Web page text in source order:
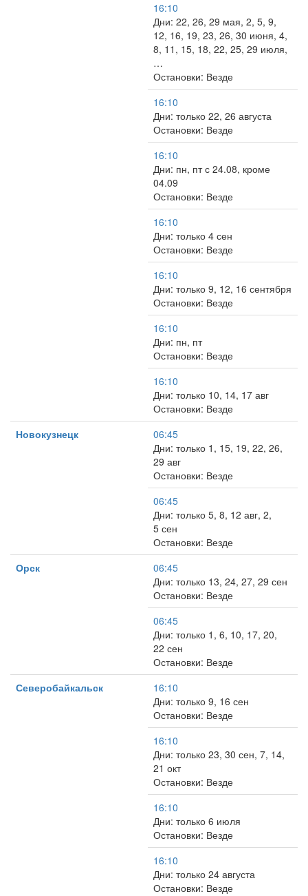
16:10
Дни: 22, 26, 29 мая, 2, 5, 9,
12, 16, 19, 23, 26, 30 июня, 4,
8, 11, 15, 18, 22, 25, 29 июля,
…
Остановки: Везде
16:10
Дни: только 22, 26 августа
Остановки: Везде
16:10
Дни: пн, пт с 24.08, кроме
04.09
Остановки: Везде
16:10
Дни: только 4 сен
Остановки: Везде
16:10
Дни: только 9, 12, 16 сентября
Остановки: Везде
16:10
Дни: пн, пт
Остановки: Везде
16:10
Дни: только 10, 14, 17 авг
Остановки: Везде
Новокузнецк
06:45
Дни: только 1, 15, 19, 22, 26,
29 авг
Остановки: Везде
06:45
Дни: только 5, 8, 12 авг, 2,
5 сен
Остановки: Везде
Орск
06:45
Дни: только 13, 24, 27, 29 сен
Остановки: Везде
06:45
Дни: только 1, 6, 10, 17, 20,
22 сен
Остановки: Везде
Северобайкальск
16:10
Дни: только 9, 16 сен
Остановки: Везде
16:10
Дни: только 23, 30 сен, 7, 14,
21 окт
Остановки: Везде
16:10
Дни: только 6 июля
Остановки: Везде
16:10
Дни: только 24 августа
Остановки: Везде